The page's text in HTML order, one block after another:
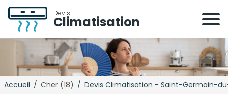
Devis
Climatisation
Accueil / Cher (18) / Devis Climatisation - Saint-Germain-